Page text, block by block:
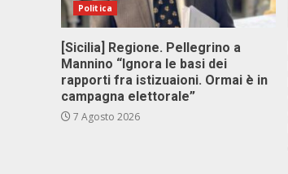
Politica
[Sicilia] Regione. Pellegrino a
Mannino “Ignora le basi dei
rapporti fra istizuaioni. Ormai è in
campagna elettorale”
7 Agosto 2026